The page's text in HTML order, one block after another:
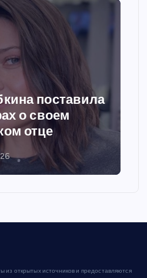
поставила
о своем
отце
открытых источников и предоставляются